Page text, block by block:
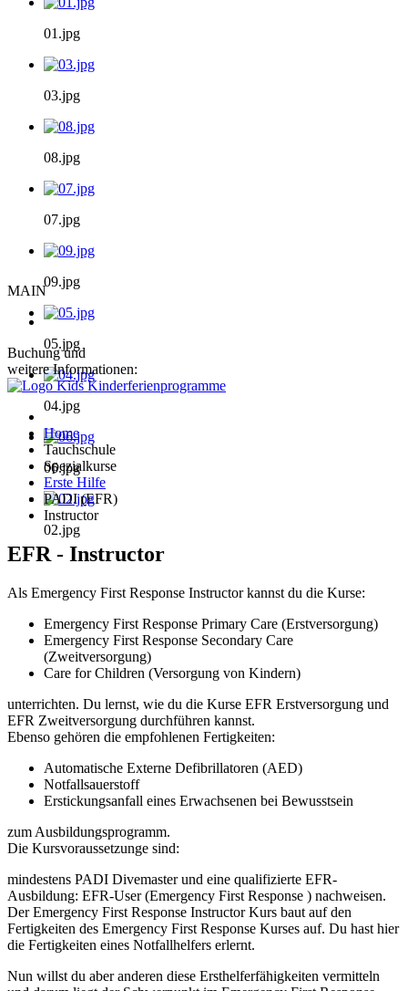
01.jpg
03.jpg
08.jpg
07.jpg
09.jpg
05.jpg
04.jpg
06.jpg
02.jpg
MAIN
Buchung und
weitere Informationen:
Home
Tauchschule
Spezialkurse
Erste Hilfe
PADI (EFR)
Instructor
EFR - Instructor
Als Emergency First Response Instructor kannst du die Kurse:
Emergency First Response Primary Care (Erstversorgung)
Emergency First Response Secondary Care
(Zweitversorgung)
Care for Children (Versorgung von Kindern)
unterrichten. Du lernst, wie du die Kurse EFR Erstversorgung und
EFR Zweitversorgung durchführen kannst.
Ebenso gehören die empfohlenen Fertigkeiten:
Automatische Externe Defibrillatoren (AED)
Notfallsauerstoff
Erstickungsanfall eines Erwachsenen bei Bewusstsein
zum Ausbildungsprogramm.
Die Kursvoraussetzunge sind:
mindestens PADI Divemaster und eine qualifizierte EFR-
Ausbildung: EFR-User (Emergency First Response ) nachweisen.
Der Emergency First Response Instructor Kurs baut auf den
Fertigkeiten des Emergency First Response Kurses auf. Du hast hier
die Fertigkeiten eines Notfallhelfers erlernt.
Nun willst du aber anderen diese Ersthelferfähigkeiten vermitteln